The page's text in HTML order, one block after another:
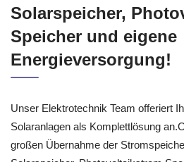
Solarspeicher,
Speicher und eigene
Energieversorgung!
Unser Elektrotechnik Team offeriert
Solaranlagen als Komplettlösung
großen Übernahme der